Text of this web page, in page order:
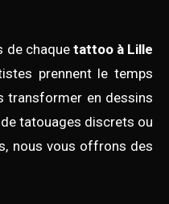
de chaque tattoo à Lille
prennent le temps
transformer en dessins
tatouages discrets ou
nous vous offrons des